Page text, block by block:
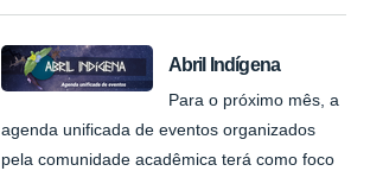
Abril Indígena
Para o próximo mês, a
agenda unificada de eventos organizados
pela comunidade acadêmica terá como foco